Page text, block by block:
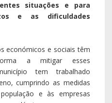
situações e para
e as dificuldades
económicos e sociais têm
a mitigar esses
tem trabalhado
cumprindo as medidas
e às empresas